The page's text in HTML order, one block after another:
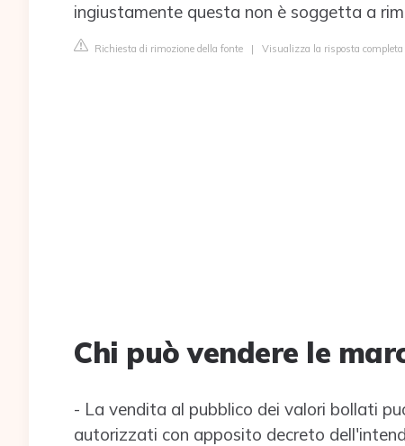
ingiustamente questa non è soggetta a
Richiesta di rimozione della fonte | Visualizza la risposta
Chi può vendere le
- La vendita al pubblico dei valori bollati
autorizzati con apposito decreto